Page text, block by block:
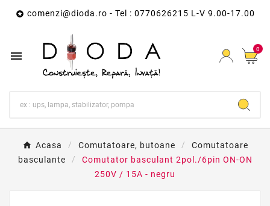
 comenzi@dioda.ro - Tel : 0770626215 L-V 9.00-17.00
 0
Acasa Comutatoare, butoane
Comutatoare
basculante
Comutator basculant 2pol./6pin ON-ON
250V / 15A - negru